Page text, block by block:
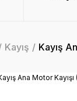
Kayış Kayış